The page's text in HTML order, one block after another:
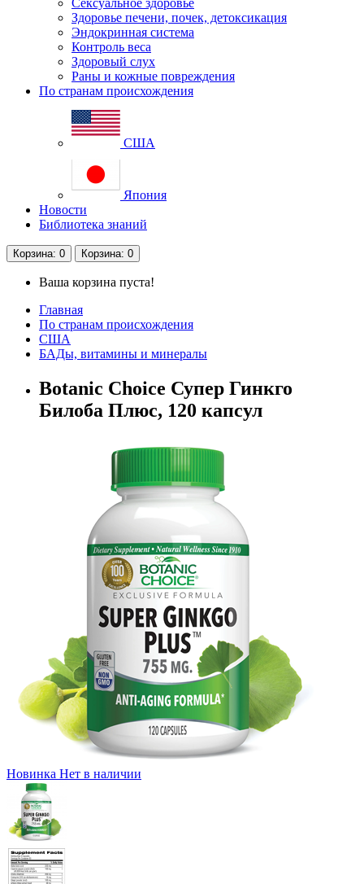
Сексуальное здоровье
Здоровье печени, почек, детоксикация
Эндокринная система
Контроль веса
Здоровый слух
Раны и кожные повреждения
По странам происхождения
США
Япония
Новости
Библиотека знаний
Корзина: 0 Корзина: 0
Ваша корзина пуста!
Главная
По странам происхождения
США
БАДы, витамины и минералы
Botanic Choice Супер Гинкго
Билоба Плюс, 120 капсул
Новинка Нет в наличии